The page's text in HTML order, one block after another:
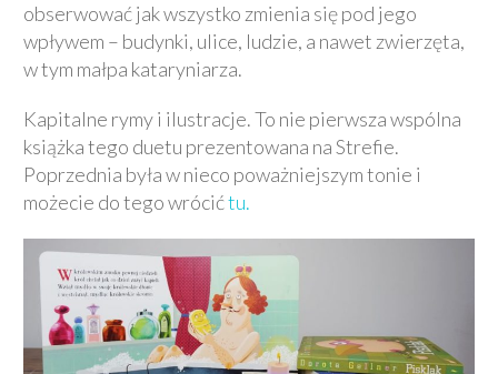
obserwować jak wszystko zmienia się pod jego
wpływem – budynki, ulice, ludzie, a nawet zwierzęta,
w tym małpa kataryniarza.
Kapitalne rymy i ilustracje. To nie pierwsza wspólna
książka tego duetu prezentowana na Strefie.
Poprzednia była w nieco poważniejszym tonie i
możecie do tego wrócićtu.